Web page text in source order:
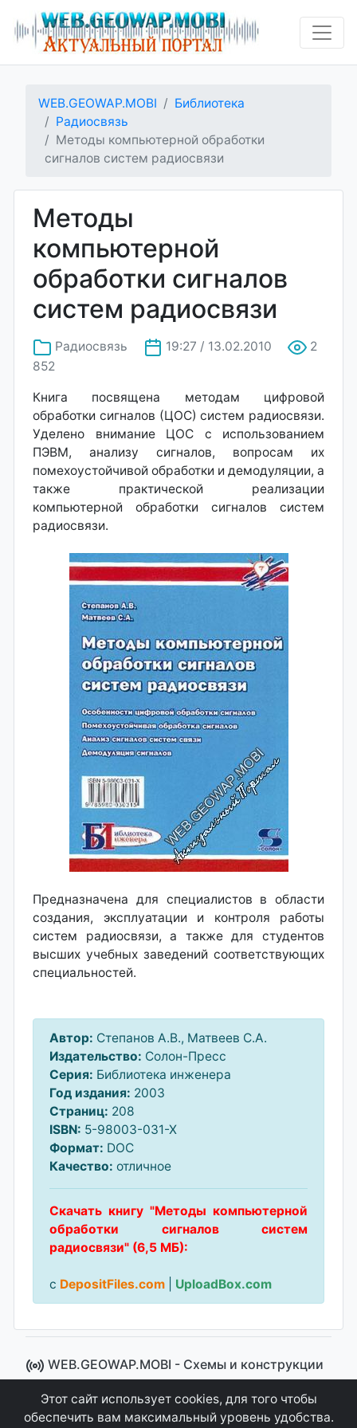
WEB.GEOWAP.MOBI
Библиотека
Радиосвязь
Методы компьютерной обработки
сигналов систем радиосвязи
Методы
компьютерной
обработки сигналов
систем радиосвязи
Радиосвязь 19:27 / 13.02.2010
2
852
Книга посвящена методам цифровой
обработки сигналов (ЦОС) систем радиосвязи.
Уделено внимание ЦОС с использованием
ПЭВМ, анализу сигналов, вопросам их
помехоустойчивой обработки и демодуляции, а
также практической реализации
компьютерной обработки сигналов систем
радиосвязи.
Предназначена для специалистов в области
создания, эксплуатации и контроля работы
систем радиосвязи, а также для студентов
высших учебных заведений соответствующих
специальностей.
Автор: Степанов А.В., Матвеев С.А.
Издательство: Солон-Пресс
Серия: Библиотека инженера
Год издания: 2003
Страниц: 208
ISBN: 5-98003-031-X
Формат: DOC
Качество: отличное
Скачать книгу "Методы компьютерной
обработки сигналов систем
радиосвязи" (6,5 МБ):
с DepositFiles.com UploadBox.com
WEB.GEOWAP.MOBI - Cхемы и конструкции
© 2008 - 2021
Сайт управляется системой "MKateCMS" от Ray
Icemont.
Этот сайт использует cookies, для того чтобы
обеспечить вам максимальный уровень удобства.